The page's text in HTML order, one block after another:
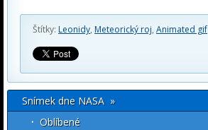
Štítky: Leonidy, Meteorický roj, Animated gif
Snímek dne NASA »
Oblíbené